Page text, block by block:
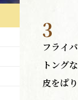
3
フライ
トング
皮をぱ